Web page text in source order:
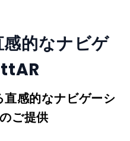
的なナビゲ
感的なナビゲーシ
ご提供